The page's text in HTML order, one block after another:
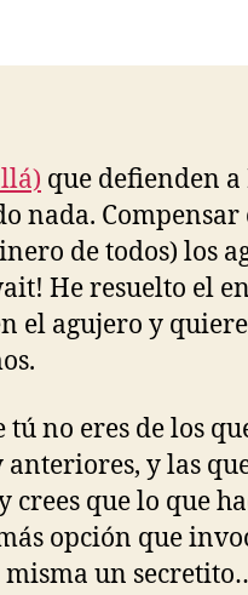
que defienden a
nada. Compensar
de todos) los
He resuelto el
el agujero y
no eres de los
y las
crees que lo que
opción que
misma un